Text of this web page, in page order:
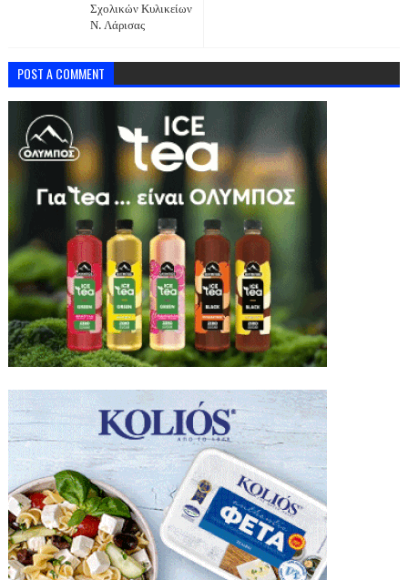
Σχολικών Κυλικείων
Ν. Λάρισας
POST A COMMENT